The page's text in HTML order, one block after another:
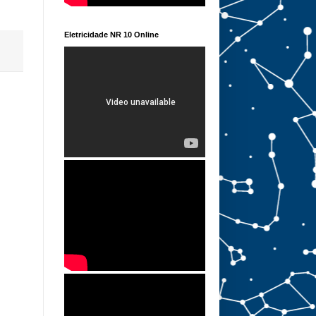
Eletricidade NR 10 Online